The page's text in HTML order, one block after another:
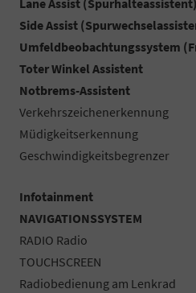
Lane Assist (Spurhalteassistent)
Side Assist
Umfeldbeobachtungssystem
Toter Winkel Assistent
Notbrems-Assistent
Verkehrszeichenerkennung
Müdigkeitserkennung
Geschwindigkeitsbegrenzer
Infotainment
NAVIGATIONSSYSTEM
RADIO Radio
TOUCHSCREEN
Radiobedienung am Lenkrad